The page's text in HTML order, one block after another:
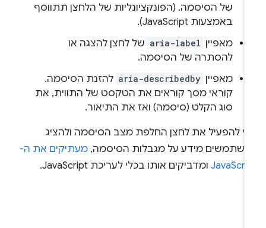
של הסיסמה. (הפונקציונליות של הלחצן תתווסף
באמצעות JavaScript).
מאפיין aria-label של לחצן להצגה או
להסתרה של הסיסמה.
מאפיין aria-describedby להזנת הסיסמה.
קוראי מסך קוראים את הטקסט של התווית, את
סוג הקלט (סיסמה) ואז את התיאור.
להפעיל את לחצן החלפת מצב הסיסמה ולהציג
מידע על מגבלות הסיסמה,מעתיקים את ה-
ומדביקים אותו בכלי לעריכת JavaScript.